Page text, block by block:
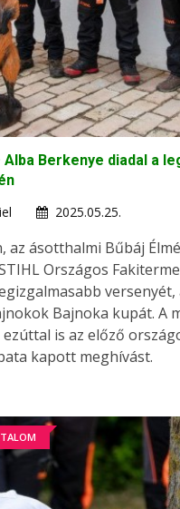
Berkenye diadal a
2025.05.25.
az ásotthalmi Bűbáj
Országos
versenyét,
Bajnoka kupát. A
is az előző
kapott meghívást.